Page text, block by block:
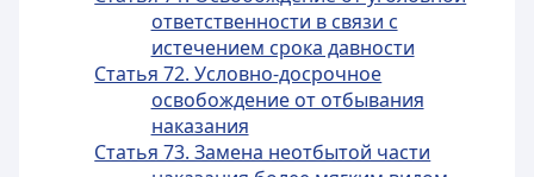
ответственности в связи с
истечением срока давности
Статья 72. Условно-досрочное
освобождение от отбывания
наказания
Статья 73. Замена неотбытой части